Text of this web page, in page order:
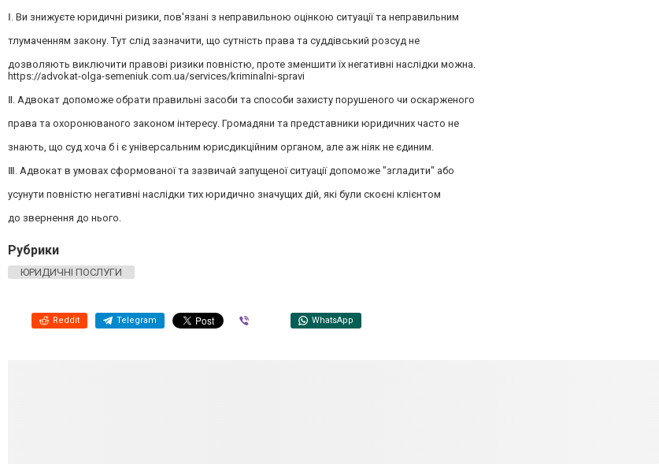
Ⅰ. Ви знижуєте юридичні ризики, пов'язані з неправильною оцінкою ситуації та неправильним
тлумаченням закону. Тут слід зазначити, що сутність права та суддівський розсуд не
дозволяють виключити правові ризики повністю, проте зменшити їх негативні наслідки можна.
https://advokat-olga-semeniuk.com.ua/services/kriminalni-spravi
Ⅱ. Адвокат допоможе обрати правильні засоби та способи захисту порушеного чи оскарженого
права та охоронюваного законом інтересу. Громадяни та представники юридичних часто не
знають, що суд хоча б і є універсальним юрисдикційним органом, але аж ніяк не єдиним.
Ⅲ. Адвокат в умовах сформованої та зазвичай запущеної ситуації допоможе "згладити" або
усунути повністю негативні наслідки тих юридично значущих дій, які були скоєні клієнтом
до звернення до нього.
Рубрики
ЮРИДИЧНІ ПОСЛУГИ
Reddit Telegram WhatsApp